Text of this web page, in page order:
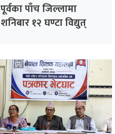
पूर्वका पाँच जिल्लामा
शनिबार १२ घण्टा विद्युत्